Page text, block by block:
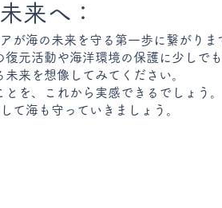
来へ：
が海の未来を守る第一歩に繋がりま
元活動や海洋環境の保護に少しで
来を想像してみてください。
を、これから実感できるでしょう。
て海も守っていきましょう。